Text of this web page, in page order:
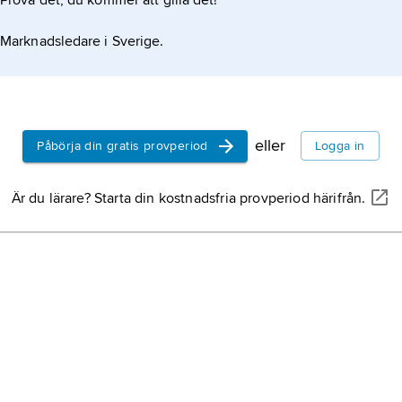
Marknadsledare i Sverige.
Påbörja din gratis provperiod eller Logga in
Är du lärare? Starta din kostnadsfria provperiod härifrån.